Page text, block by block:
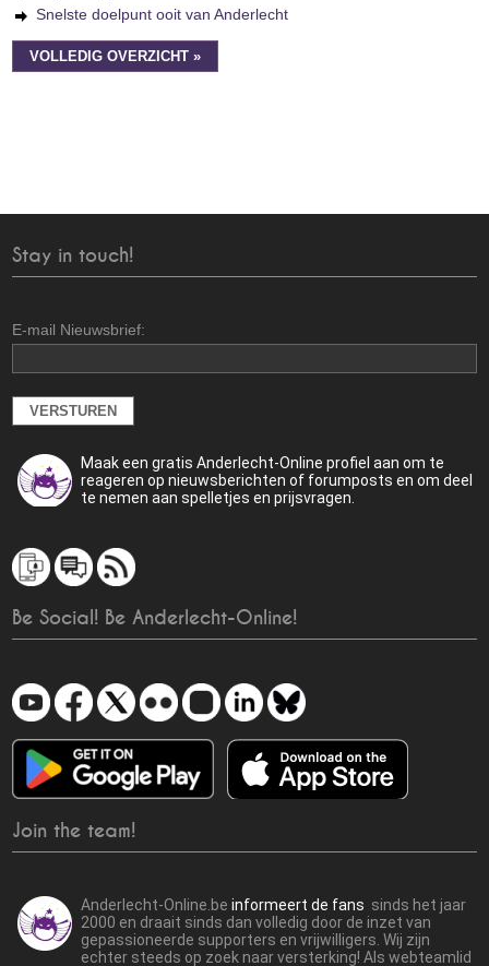
Snelste doelpunt ooit van Anderlecht
VOLLEDIG OVERZICHT »
Stay in touch!
E-mail Nieuwsbrief:
Maak een gratis Anderlecht-Online profiel aan om te
reageren op nieuwsberichten of forumposts en om deel
te nemen aan spelletjes en prijsvragen.
Be Social! Be Anderlecht-Online!
Join the team!
Anderlecht-Online.beinformeert de fans sinds het jaar
2000 en draait sinds dan volledig door de inzet van
gepassioneerde supporters en vrijwilligers. Wij zijn
echter steeds op zoek naar versterking! Als webteamlid